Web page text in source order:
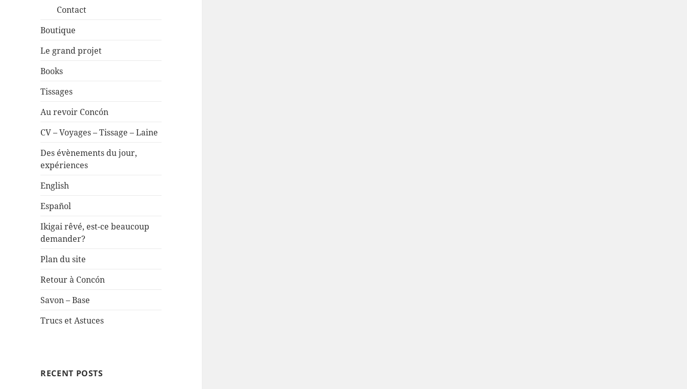
Contact
Boutique
Le grand projet
Books
Tissages
Au revoir Concón
CV – Voyages – Tissage – Laine
Des évènements du jour,
expériences
English
Español
Ikigai rêvé, est-ce beaucoup
demander?
Plan du site
Retour à Concón
Savon – Base
Trucs et Astuces
RECENT POSTS